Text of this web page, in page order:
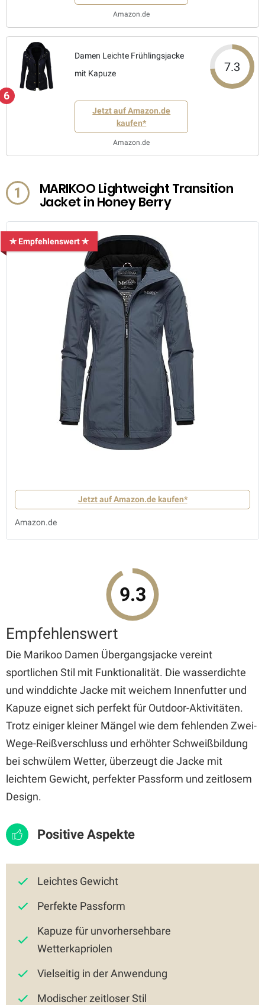
Amazon.de
6
Damen Leichte Frühlingsjacke
mit Kapuze
7.3
Jetzt auf Amazon.de
kaufen*
Amazon.de
1 MARIKOO Lightweight Transition
Jacket in Honey Berry
✯ Empfehlenswert ✯
Jetzt auf Amazon.de kaufen*
Amazon.de
9.3
Empfehlenswert
Die Marikoo Damen Übergangsjacke vereint
sportlichen Stil mit Funktionalität. Die wasserdichte
und winddichte Jacke mit weichem Innenfutter und
Kapuze eignet sich perfekt für Outdoor-Aktivitäten.
Trotz einiger kleiner Mängel wie dem fehlenden Zwei-
Wege-Reißverschluss und erhöhter Schweißbildung
bei schwülem Wetter, überzeugt die Jacke mit
leichtem Gewicht, perfekter Passform und zeitlosem
Design.
Positive Aspekte
Leichtes Gewicht
Perfekte Passform
Kapuze für unvorhersehbare
Wetterkapriolen
Vielseitig in der Anwendung
Modischer zeitloser Stil